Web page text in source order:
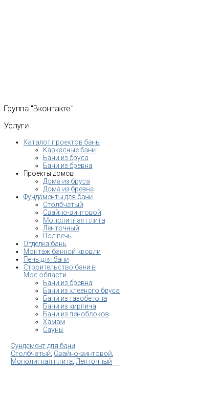
Группа "Вконтакте"
Услуги
Каталог проектов бань
Каркасные бани
Бани из бруса
Бани из бревна
Проекты домов
Дома из бруса
Дома из бревна
Фундаменты для бани
Столбчатый
Свайно-винтовой
Монолитная плита
Ленточный
Под печь
Отделка бань
Монтаж банной кровли
Печь для бани
Строительство бани в
Мос.области
Бани из бревна
Бани из клееного бруса
Бани из газобетона
Бани из кирпича
Бани из пеноблоков
Хамам
Сауны
Фундамент для бани
Столбчатый, Свайно-винтовой,
Монолитная плита,Ленточный